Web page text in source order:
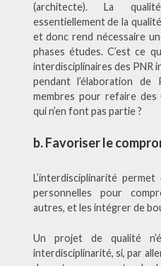
(architecte). La
essentiellement de la
et donc rend nécessaire
phases études. C’est ce
interdisciplinaires des PNR
pendant l’élaboration de
membres pour refaire des
qui n’en font pas partie ?
b. Favoriser le
L’interdisciplinarité
personnelles pour
autres, et les intégrer de
Un projet de qualité
interdisciplinarité, si, par